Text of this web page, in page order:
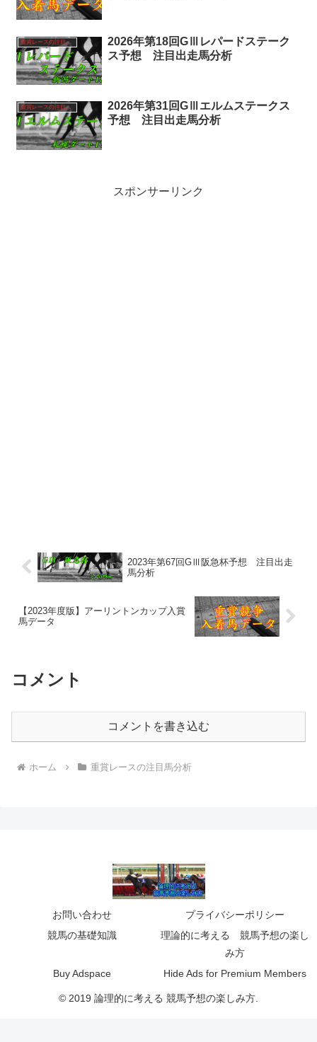
重賞レースの注目馬分析
2026年第18回GⅢレパードステーク
ス予想 注目出走馬分析
重賞レースの注目馬分析
2026年第31回GⅢエルムステークス
予想 注目出走馬分析
スポンサーリンク
2023年第67回GⅢ阪急杯予想 注目出走
馬分析
【2023年度版】アーリントンカップ入賞
馬データ
コメント
コメントを書き込む
ホーム 重賞レースの注目馬分析
お問い合わせ
プライバシーポリシー
競馬の基礎知識
理論的に考える 競馬予想の楽し
み方
Buy Adspace
Hide Ads for Premium Members
© 2019 論理的に考える 競馬予想の楽しみ方.